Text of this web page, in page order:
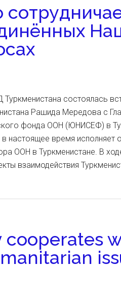
состоялась
Рашида Мередова с
фонда ООН (ЮНИСЕФ) в
настоящее время исполняет
ООН в Туркменистане. В
взаимодействия
cooperates